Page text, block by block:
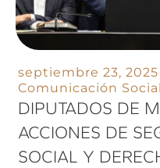
septiembre 23, 2025
Comunicación Social
DIPUTADOS DE
ACCIONES DE
SOCIAL Y